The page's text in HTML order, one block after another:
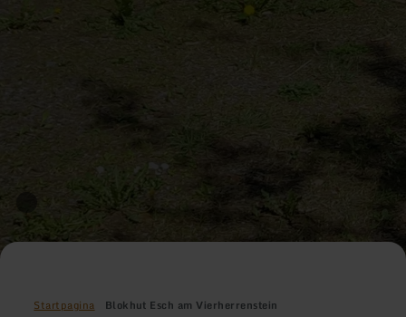
Startpagina Blokhut Esch am Vierherrenstein